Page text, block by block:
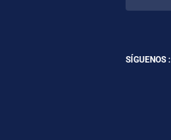
SÍGUENOS :